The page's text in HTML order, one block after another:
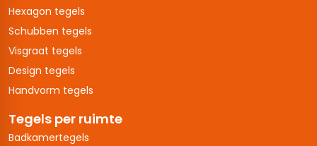
Hexagon tegels
Schubben tegels
Visgraat tegels
Design tegels
Handvorm tegels
Tegels per ruimte
Badkamertegels